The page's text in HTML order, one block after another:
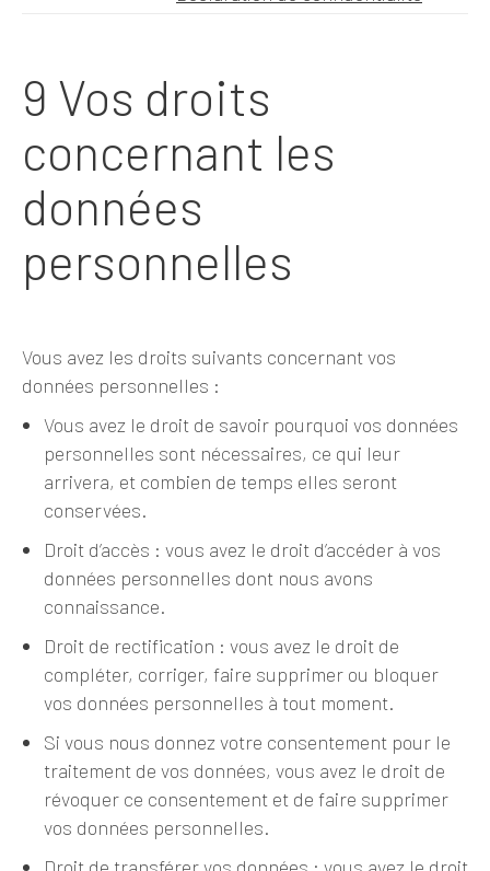
9 Vos droits
concernant les
données
personnelles
Vous avez les droits suivants concernant vos
données personnelles :
Vous avez le droit de savoir pourquoi vos données
personnelles sont nécessaires, ce qui leur
arrivera, et combien de temps elles seront
conservées.
Droit d’accès : vous avez le droit d’accéder à vos
données personnelles dont nous avons
connaissance.
Droit de rectification : vous avez le droit de
compléter, corriger, faire supprimer ou bloquer
vos données personnelles à tout moment.
Si vous nous donnez votre consentement pour le
traitement de vos données, vous avez le droit de
révoquer ce consentement et de faire supprimer
vos données personnelles.